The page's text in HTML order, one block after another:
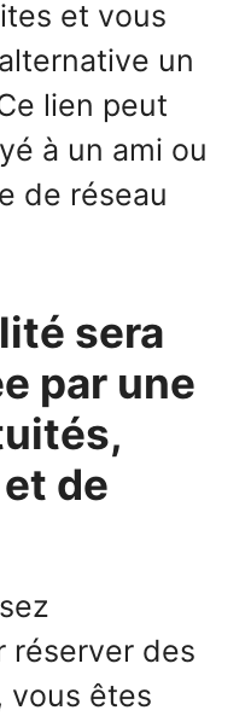
et vous
un
lien peut
à un ami ou
de réseau
sera
par une
de
réserver des
vous êtes